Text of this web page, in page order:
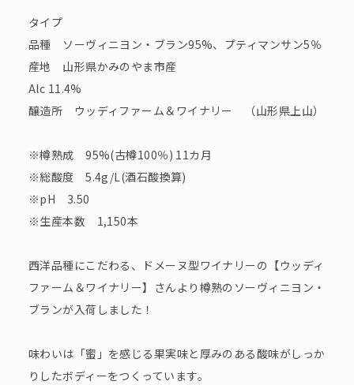
タイプ
品種 ソーヴィニヨン・ブラン95%、プティマンサン5％
産地 山形県かみのやま市産
Alc 11.4%
醸造所 ウッディファーム＆ワイナリー （山形県上山）
※樽熟成 95%(古樽100％) 11カ月
※総酸度 5.4g/L(酒石酸換算)
※pH 3.50
※生産本数 1,150本
西洋品種にこだわる、ドメーヌ型ワイナリーの【ウッディ
ファーム＆ワイナリー】さんより樽熟のソーヴィニヨン・
ブランが入荷しました！
味わいは「蜜」を感じる果実味と厚みのある酸味がしっか
りしたボディーをつくっています。